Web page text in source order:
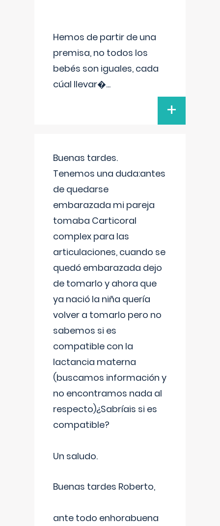
Hemos de partir de una
premisa, no todos los
bebés son iguales, cada
cúal llevar�...
+
Buenas tardes.
Tenemos una duda:antes
de quedarse
embarazada mi pareja
tomaba Carticoral
complex para las
articulaciones, cuando se
quedó embarazada dejo
de tomarlo y ahora que
ya nació la niña quería
volver a tomarlo pero no
sabemos si es
compatible con la
lactancia materna
(buscamos información y
no encontramos nada al
respecto)¿Sabríais si es
compatible?
Un saludo.
Buenas tardes Roberto,
ante todo enhorabuena